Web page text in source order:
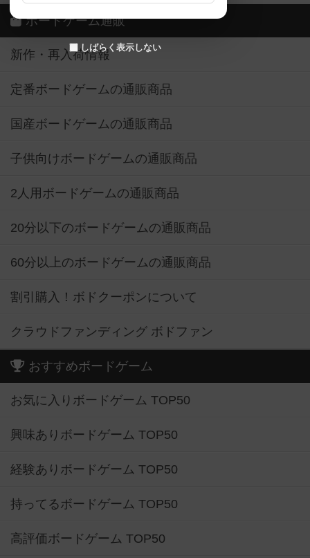
しばらく表示しない
ボードゲーム通販
新作・再入荷情報
定番ボードゲームの通販商品
国産ボードゲームの通販商品
子供向けボードゲームの通販商品
2人用ボードゲームの通販商品
20分以下のボードゲームの通販商品
60分以上のボードゲームの通販商品
割引購入！ボドクーポンについて
クラウドファンディング ボドファン
おすすめボードゲーム
お気に入りボードゲーム TOP50
興味ありボードゲーム TOP50
経験ありボードゲーム TOP50
持ってるボードゲーム TOP50
高評価ボードゲーム TOP50